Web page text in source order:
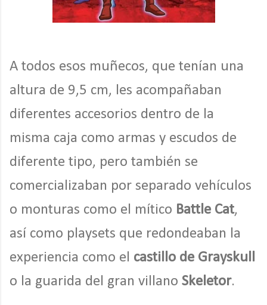
A todos esos muñecos, que tenían una
altura de 9,5 cm, les acompañaban
diferentes accesorios dentro de la
misma caja como armas y escudos de
diferente tipo, pero también se
comercializaban por separado vehículos
o monturas como el mítico Battle Cat,
así como playsets que redondeaban la
experiencia como el castillo de Grayskull
o la guarida del gran villano Skeletor.